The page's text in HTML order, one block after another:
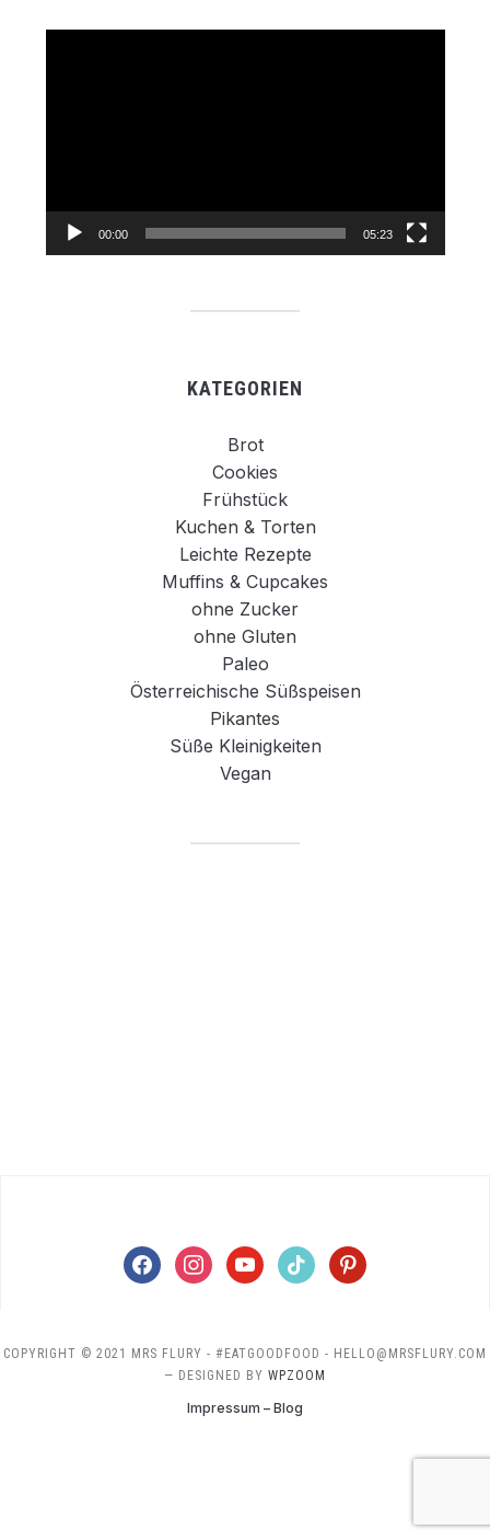
00:00 05:23
KATEGORIEN
Brot
Cookies
Frühstück
Kuchen & Torten
Leichte Rezepte
Muffins & Cupcakes
ohne Zucker
ohne Gluten
Paleo
Österreichische Süßspeisen
Pikantes
Süße Kleinigkeiten
Vegan
facebookinstagramyoutubetiktok pinterest
COPYRIGHT © 2021 MRS FLURY - #EATGOODFOOD - HELLO@MRSFLURY.COM
— DESIGNED BY WPZOOM
Impressum – Blog